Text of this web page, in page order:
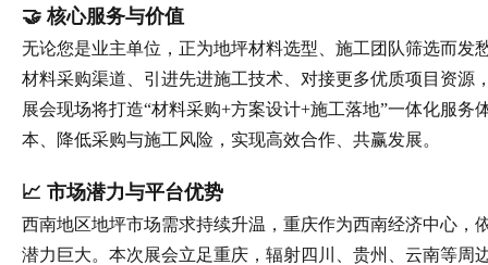
🤝 核心服务与价值
无论您是业主单位，正为地坪材料选型、施工团队筛选而
材料采购渠道、引进先进施工技术、对接更多优质项目资源
展会现场将打造“材料采购+方案设计+施工落地”一体化服
本、降低采购与施工风险，实现高效合作、共赢发展。
📈 市场潜力与平台优势
西南地区地坪市场需求持续升温，重庆作为西南经济中心
潜力巨大。本次展会立足重庆，辐射四川、贵州、云南等